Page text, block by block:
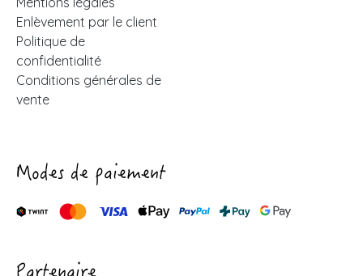
Enlèvement par le client
Politique de
confidentialité
Conditions générales de
vente
Modes de paiement